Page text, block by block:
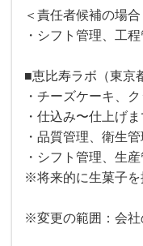
＜責任者候補の場合
・シフト管理、工
■恵比寿ラボ（東京
・チーズケーキ、
・仕込み〜仕上げ
・品質管理、衛生管
・シフト管理、生
※将来的に生菓子を
※変更の範囲：会社